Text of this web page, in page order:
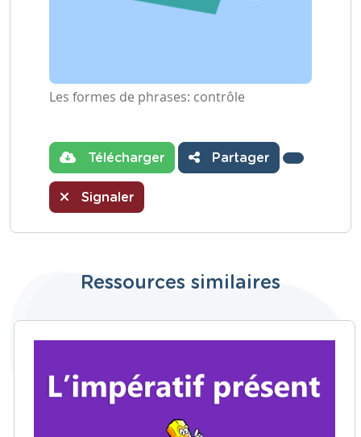
Les formes de phrases: contrôle
Télécharger Partager
Signaler
Ressources similaires